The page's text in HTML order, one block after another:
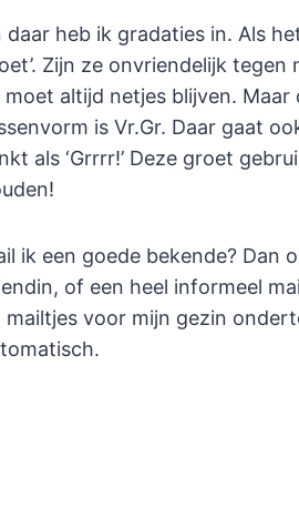
daar heb ik gradaties in. Als
Zijn ze onvriendelijk tegen
moet altijd netjes blijven.
is Vr.Gr. Daar gaat
als ‘Grrrr!’ Deze groet
ik een goede bekende? Dan
of een heel informeel
mailtjes voor mijn gezin